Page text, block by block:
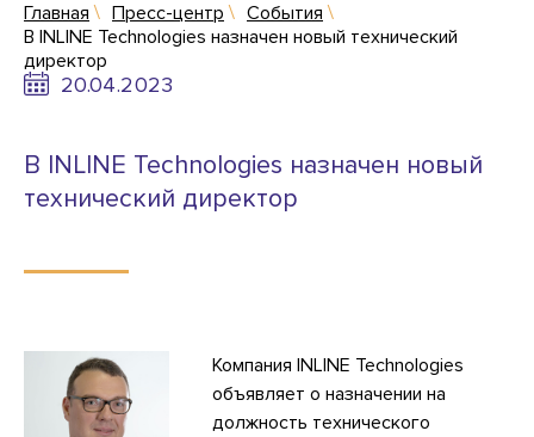
Главная Пресс-центр
События
В INLINE Technologies назначен новый технический
директор
20.04.2023
В INLINE Technologies назначен новый
технический директор
Компания INLINE Technologies
объявляет о назначении на
должность технического